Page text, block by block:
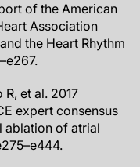
of the American
Association
the Heart Rhythm
et al. 2017
expert consensus
ablation of atrial